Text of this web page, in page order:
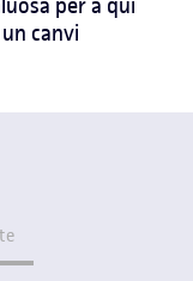
per a qui
canvi